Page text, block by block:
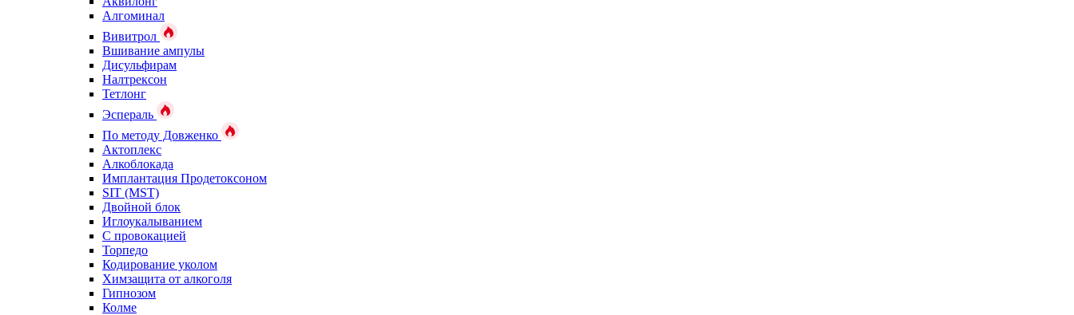
Алгоминал
Вивитрол
Вшивание ампулы
Дисульфирам
Налтрексон
Тетлонг
Эспераль
По методу Довженко
Актоплекс
Алкоблокада
Имплантация Продетоксоном
SIT (MST)
Двойной блок
Иглоукалыванием
С провокацией
Торпедо
Кодирование уколом
Химзащита от алкоголя
Гипнозом
Колме